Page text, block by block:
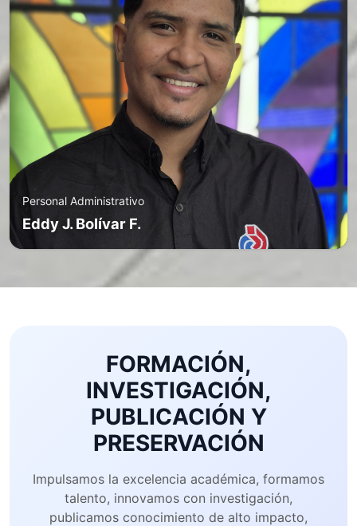
Personal Administrativo
Eddy J. Bolívar F.
FORMACIÓN,
INVESTIGACIÓN,
PUBLICACIÓN Y
PRESERVACIÓN
Impulsamos la excelencia académica, formamos
talento, innovamos con investigación,
publicamos conocimiento de alto impacto,